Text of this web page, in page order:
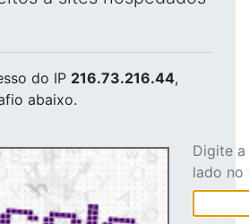
do IP 216.73.216.44,
abaixo.
Digite
lado no